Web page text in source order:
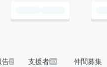
告2 支援者40 仲間募集